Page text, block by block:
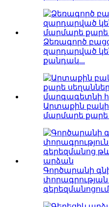
Ձեռագործ
զարդարված
քանդակ...
Արտաքին բակի
մարմարե քարե
Գործարանի
գերեզմանոցում